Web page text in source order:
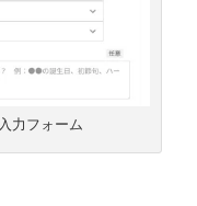
入力フォーム